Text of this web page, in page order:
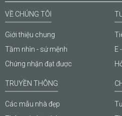
VỀ CHÚNG TÔI
Giới thiệu chung
Tầm nhìn - sứ mệnh
Chứng nhận đạt được
E
TRUYỀN THÔNG
Các mẫu nhà đẹp